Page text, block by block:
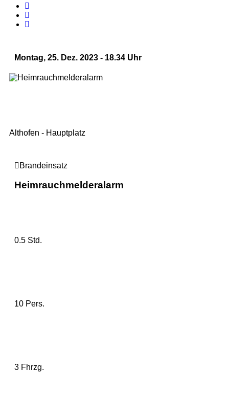
Montag, 25. Dez. 2023 - 18.34 Uhr
Althofen - Hauptplatz
Brandeinsatz
Heimrauchmelderalarm
0.5 Std.
10 Pers.
3 Fhrzg.